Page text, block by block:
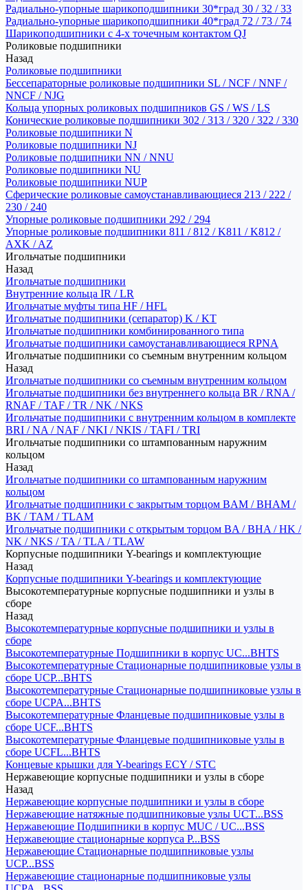
Радиально-упорные шарикоподшипники 30*град 30 / 32 / 33
Радиально-упорные шарикоподшипники 40*град 72 / 73 / 74
Шарикоподшипники с 4-х точечным контактом QJ
Роликовые подшипники
Назад
Роликовые подшипники
Бессепараторные роликовые подшипники SL / NCF / NNF /
NNCF / NJG
Кольца упорных роликовых подшипников GS / WS / LS
Конические роликовые подшипники 302 / 313 / 320 / 322 / 330
Роликовые подшипники N
Роликовые подшипники NJ
Роликовые подшипники NN / NNU
Роликовые подшипники NU
Роликовые подшипники NUP
Сферические роликовые самоустанавливающиеся 213 / 222 /
230 / 240
Упорные роликовые подшипники 292 / 294
Упорные роликовые подшипники 811 / 812 / K811 / K812 /
AXK / AZ
Игольчатые подшипники
Назад
Игольчатые подшипники
Внутренние кольца IR / LR
Игольчатые муфты типа HF / HFL
Игольчатые подшипники (сепаратор) K / KT
Игольчатые подшипники комбинированного типа
Игольчатые подшипники самоустанавливающиеся RPNA
Игольчатые подшипники со съемным внутренним кольцом
Назад
Игольчатые подшипники со съемным внутренним кольцом
Игольчатые подшипники без внутреннего кольца BR / RNA /
RNAF / TAF / TR / NK / NKS
Игольчатые подшипники с внутренним кольцом в комплекте
BRI / NA / NAF / NKI / NKIS / TAFI / TRI
Игольчатые подшипники со штампованным наружним
кольцом
Назад
Игольчатые подшипники со штампованным наружним
кольцом
Игольчатые подшипники с закрытым торцом BAM / BHAM /
BK / TAM / TLAM
Игольчатые подшипники с открытым торцом BA / BHA / HK /
NK / NKS / TA / TLA / TLAW
Корпусные подшипники Y-bearings и комплектующие
Назад
Корпусные подшипники Y-bearings и комплектующие
Высокотемпературные корпусные подшипники и узлы в
сборе
Назад
Высокотемпературные корпусные подшипники и узлы в
сборе
Высокотемпературные Подшипники в корпус UC...BHTS
Высокотемпературные Стационарные подшипниковые узлы в
сборе UCP...BHTS
Высокотемпературные Стационарные подшипниковые узлы в
сборе UCPA...BHTS
Высокотемпературные Фланцевые подшипниковые узлы в
сборе UCF...BHTS
Высокотемпературные Фланцевые подшипниковые узлы в
сборе UCFL...BHTS
Концевые крышки для Y-bearings ECY / STC
Нержавеющие корпусные подшипники и узлы в сборе
Назад
Нержавеющие корпусные подшипники и узлы в сборе
Нержавеющие натяжные подшипниковые узлы UCT...BSS
Нержавеющие Подшипники в корпус MUC / UC...BSS
Нержавеющие стационарные корпуса P...BSS
Нержавеющие Стационарные подшипниковые узлы
UCP...BSS
Нержавеющие стационарные подшипниковые узлы